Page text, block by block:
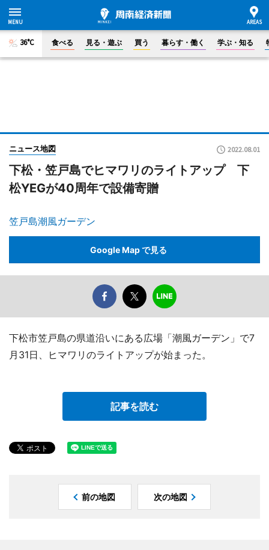
36°C 食べる 見る・遊ぶ 買う 暮らす・働く 学ぶ・知る
ニュース地図 2022.08.01
下松・笠戸島でヒマワリのライトアップ 下
松YEGが40周年で設備寄贈
笠戸島潮風ガーデン
Google Map で見る
下松市笠戸島の県道沿いにある広場「潮風ガーデン」で7
月31日、ヒマワリのライトアップが始まった。
記事を読む
前の地図 次の地図